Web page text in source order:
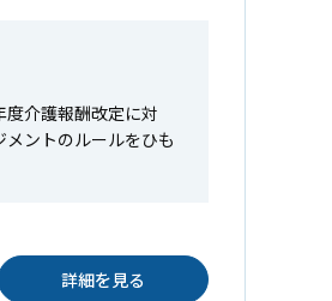
介護報酬改定に対
ントのルールをひも
詳細を見る